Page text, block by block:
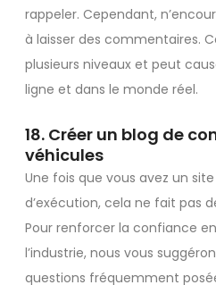
rappeler. Cependant,
à laisser des commentaires.
plusieurs niveaux et peut
ligne et dans le monde réel.
18. Créer un blog de
véhicules
Une fois que vous avez un
d’exécution, cela ne fait pas
Pour renforcer la confiance
l’industrie, nous vous
questions fréquemment